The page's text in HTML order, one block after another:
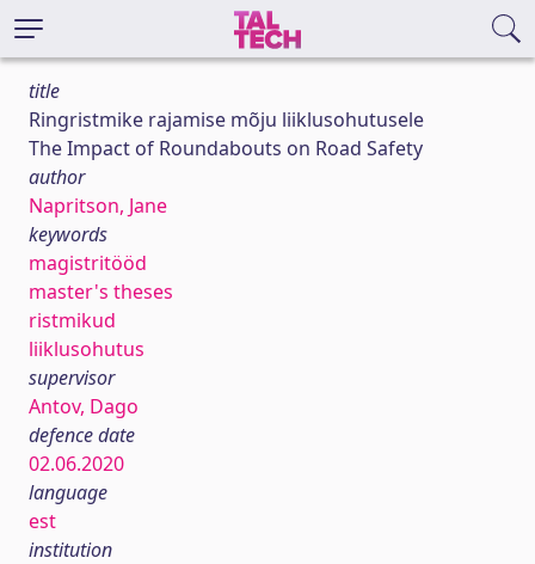
title
Ringristmike rajamise mõju liiklusohutusele
The Impact of Roundabouts on Road Safety
author
Napritson, Jane
keywords
magistritööd
master's theses
ristmikud
liiklusohutus
supervisor
Antov, Dago
defence date
02.06.2020
language
est
institution